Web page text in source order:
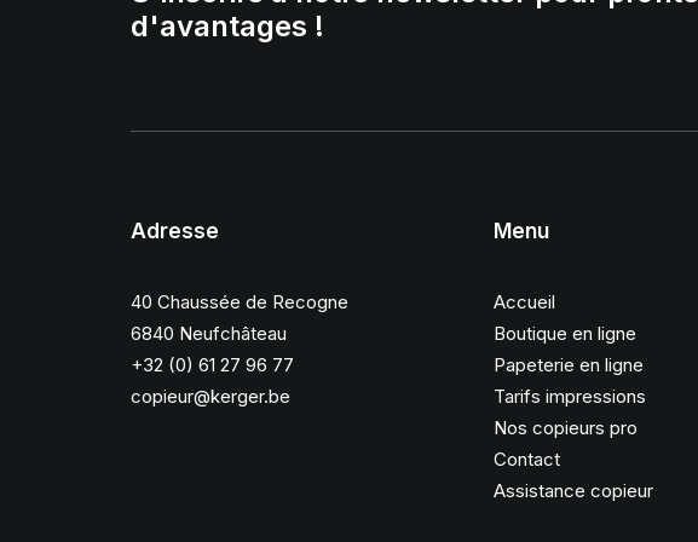
d'avantages !
Adresse
40 Chaussée de Recogne
6840 Neufchâteau
+32 (0) 61 27 96 77
copieur@kerger.be
Menu
Accueil
Boutique en ligne
Papeterie en ligne
Tarifs impressions
Nos copieurs pro
Contact
Assistance copieur